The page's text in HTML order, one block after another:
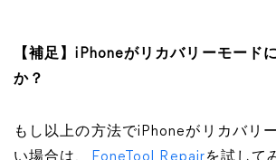
【補足】iPhoneがリカバリーモード
か？
もし以上の方法でiPhoneがリカバリ